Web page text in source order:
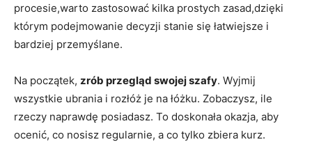
procesie,warto zastosować kilka prostych zasad,dzięki
którym podejmowanie decyzji stanie się łatwiejsze i
bardziej przemyślane.
Na początek, zrób przegląd swojej szafy. Wyjmij
wszystkie ubrania i rozłóż je na łóżku. Zobaczysz, ile
rzeczy naprawdę posiadasz. To doskonała okazja, aby
ocenić, co nosisz regularnie, a co tylko zbiera kurz.